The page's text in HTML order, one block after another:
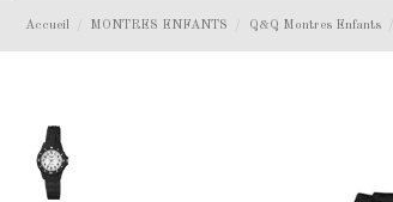
Accueil MONTRES ENFANTS Q&Q Montres Enfants